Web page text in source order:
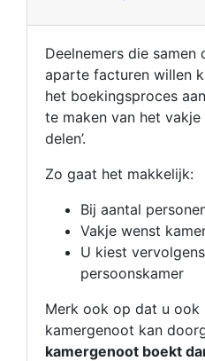
Deelnemers die samen
aparte facturen willen
het boekingsproces
te maken van het vakje
delen’.
Zo gaat het makkelijk:
Bij aantal
Vakje wenst
U kiest
persoonskamer
Merk ook op dat u ook
kamergenoot kan
kamergenoot boekt